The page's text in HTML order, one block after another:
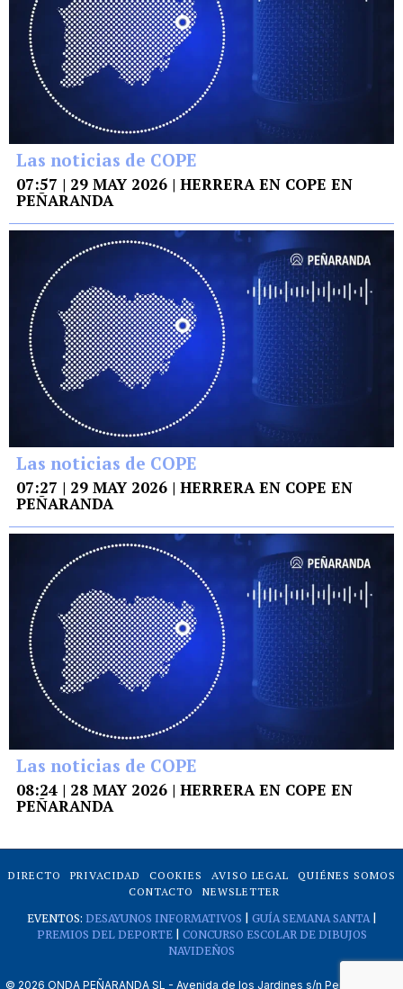
Las noticias de COPE
07:57 | 29 MAY 2026 | HERRERA EN COPE EN
PEÑARANDA
Las noticias de COPE
07:27 | 29 MAY 2026 | HERRERA EN COPE EN
PEÑARANDA
Las noticias de COPE
08:24 | 28 MAY 2026 | HERRERA EN COPE EN
PEÑARANDA
DIRECTO PRIVACIDAD COOKIES AVISO LEGAL
QUIÉNES SOMOS
CONTACTO
NEWSLETTER
EVENTOS: DESAYUNOS INFORMATIVOS GUÍA SEMANA SANTA|
PREMIOS DEL DEPORTE| CONCURSO ESCOLAR DE DIBUJOS
NAVIDEÑOS
© 2026 ONDA PEÑARANDA SL - Avenida de los Jardines s/n Peñaranda de